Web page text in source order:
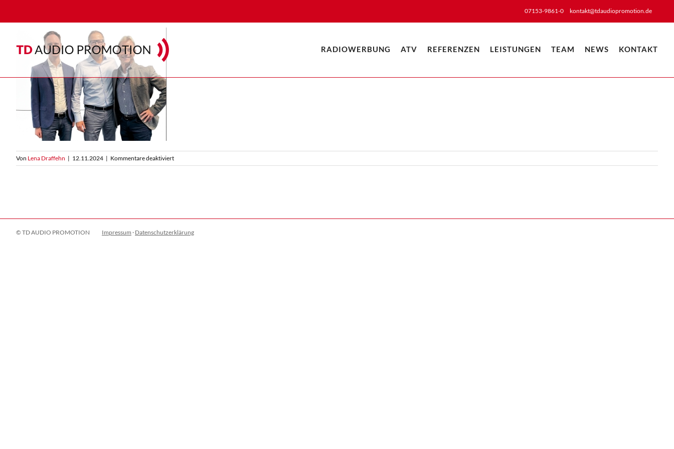
07153-9861-0 kontakt@tdaudiopromotion.de
RADIOWERBUNG ATV REFERENZEN LEISTUNGEN TEAM NEWS KONTAKT
Von Lena Draffehn | 12.11.2024 | Kommentare deaktiviertfür
Reich-
© TD AUDIO PROMOTION Impressum · Datenschutzerklärung